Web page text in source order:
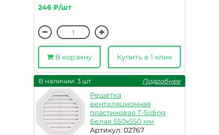
246 ₽/шт
В корзину Купить в 1 клик
В наличии: 3 шт Подробнее
Решетка
вентиляционная
пластиковая T-Siding
Белая 550х550 мм
Артикул: 02767